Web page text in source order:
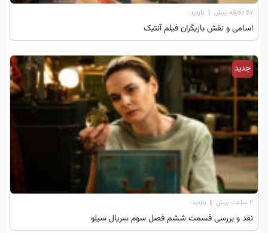
۵۷ دقیقه پیش | بازدید:
اسامی و نقش بازیگران فیلم آنتیک
جدید
۲ ساعت پیش | بازدید:
نقد و بررسی قسمت ششم فصل سوم سریال سیلو